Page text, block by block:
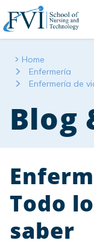
Skip to content
FVI School of Nursing
Home
Enfermería
Enfermería de
Blog
Todo
saber